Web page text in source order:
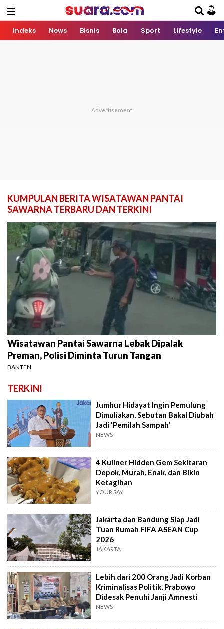
Indeks News Bisnis Bola Sport Lifestyle
KUMPULAN BERITA WISATAWAN PANTAI
SAWARNA TERBARU DAN TERKINI
Wisatawan Pantai Sawarna Lebak Dipalak
Preman, Polisi Diminta Turun Tangan
BANTEN
TERKINI
Jumhur Hidayat Ingin Pemulung
Dimuliakan, Sebutan Bakal Diubah
Jadi 'Pemilah Sampah'
NEWS
4 Kuliner Hidden Gem Sekitaran
Depok, Murah, Enak, dan Bikin
Ketagihan
YOUR SAY
Jakarta dan Bandung Siap Jadi
Tuan Rumah FIFA ASEAN Cup
2026
JAKARTA
Lebih dari 200 Orang Jadi Korban
Kriminalisas Politik, Prabowo
Didesak Penuhi Janji Amnesti
NEWS